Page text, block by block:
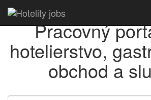
Pracovný
hotelierstvo,
obchod a